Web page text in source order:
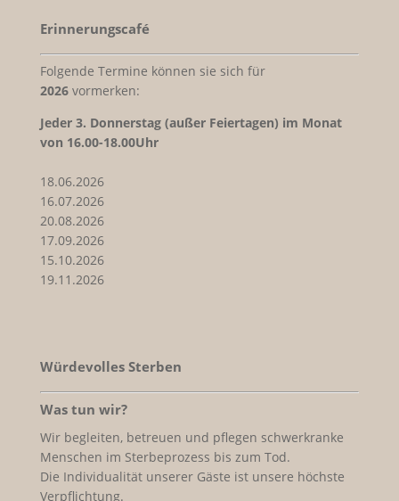
Erinnerungscafé
Folgende Termine können sie sich für
2026vormerken:
Jeder 3. Donnerstag (außer Feiertagen) im Monat
von 16.00-18.00Uhr
18.06.2026
16.07.2026
20.08.2026
17.09.2026
15.10.2026
19.11.2026
Würdevolles Sterben
Was tun wir?
Wir begleiten, betreuen und pflegen schwerkranke
Menschen im Sterbeprozess bis zum Tod.
Die Individualität unserer Gäste ist unsere höchste
Verpflichtung.